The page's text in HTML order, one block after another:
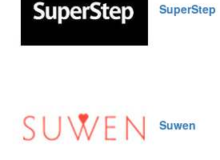
SuperStep
Suwen